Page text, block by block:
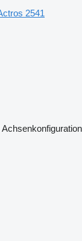
2541
Achsenkonfiguration